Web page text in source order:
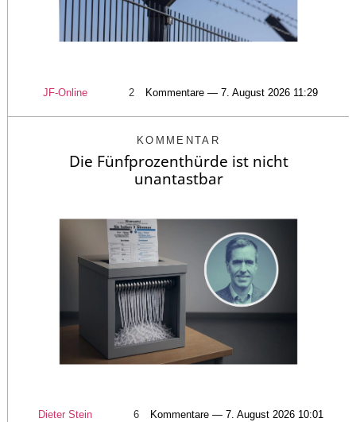
JF-Online 2 Kommentare — 7. August 2026 11:29
KOMMENTAR
Die Fünfprozenthürde ist nicht
unantastbar
Dieter Stein 6 Kommentare — 7. August 2026 10:01